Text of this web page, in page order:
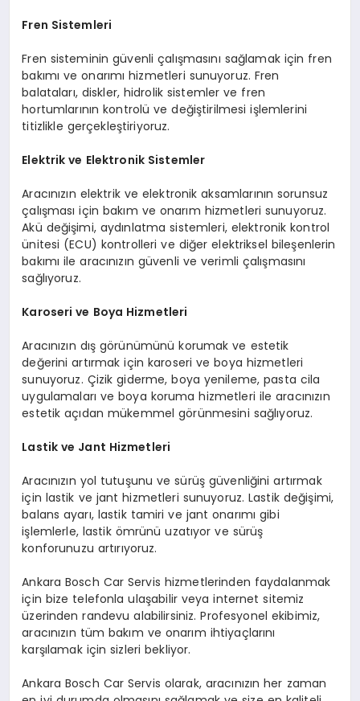
Fren Sistemleri
Fren sisteminin güvenli çalışmasını sağlamak için fren
bakımı ve onarımı hizmetleri sunuyoruz. Fren
balataları, diskler, hidrolik sistemler ve fren
hortumlarının kontrolü ve değiştirilmesi işlemlerini
titizlikle gerçekleştiriyoruz.
Elektrik ve Elektronik Sistemler
Aracınızın elektrik ve elektronik aksamlarının sorunsuz
çalışması için bakım ve onarım hizmetleri sunuyoruz.
Akü değişimi, aydınlatma sistemleri, elektronik kontrol
ünitesi (ECU) kontrolleri ve diğer elektriksel bileşenlerin
bakımı ile aracınızın güvenli ve verimli çalışmasını
sağlıyoruz.
Karoseri ve Boya Hizmetleri
Aracınızın dış görünümünü korumak ve estetik
değerini artırmak için karoseri ve boya hizmetleri
sunuyoruz. Çizik giderme, boya yenileme, pasta cila
uygulamaları ve boya koruma hizmetleri ile aracınızın
estetik açıdan mükemmel görünmesini sağlıyoruz.
Lastik ve Jant Hizmetleri
Aracınızın yol tutuşunu ve sürüş güvenliğini artırmak
için lastik ve jant hizmetleri sunuyoruz. Lastik değişimi,
balans ayarı, lastik tamiri ve jant onarımı gibi
işlemlerle, lastik ömrünü uzatıyor ve sürüş
konforunuzu artırıyoruz.
Ankara Bosch Car Servis hizmetlerinden faydalanmak
için bize telefonla ulaşabilir veya internet sitemiz
üzerinden randevu alabilirsiniz. Profesyonel ekibimiz,
aracınızın tüm bakım ve onarım ihtiyaçlarını
karşılamak için sizleri bekliyor.
Ankara Bosch Car Servis olarak, aracınızın her zaman